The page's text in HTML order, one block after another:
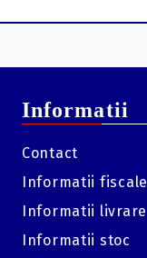
Informatii
Contact
Informatii fiscale
Informatii livrare
Informatii stoc